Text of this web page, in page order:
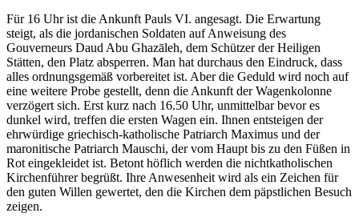
Für 16 Uhr ist die Ankunft Pauls VI. angesagt. Die Erwartung
steigt, als die jordanischen Soldaten auf Anweisung des
Gouverneurs Daud Abu Ghazāleh, dem Schützer der Heiligen
Stätten, den Platz absperren. Man hat durchaus den Eindruck, dass
alles ordnungsgemäß vorbereitet ist. Aber die Geduld wird noch auf
eine weitere Probe gestellt, denn die Ankunft der Wagenkolonne
verzögert sich. Erst kurz nach 16.50 Uhr, unmittelbar bevor es
dunkel wird, treffen die ersten Wagen ein. Ihnen entsteigen der
ehrwürdige griechisch-katholische Patriarch Maximus und der
maronitische Patriarch Mauschi, der vom Haupt bis zu den Füßen in
Rot eingekleidet ist. Betont höflich werden die nichtkatholischen
Kirchenführer begrüßt. Ihre Anwesenheit wird als ein Zeichen für
den guten Willen gewertet, den die Kirchen dem päpstlichen Besuch
zeigen.